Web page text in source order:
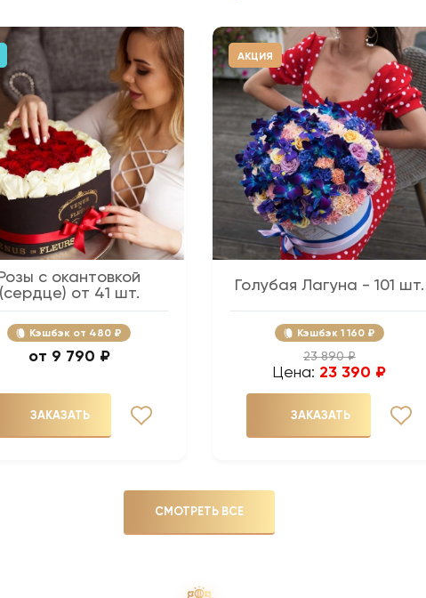
с окантовкой
(сердце) от 41 шт.
Кэшбэк 480 ₽
9 790 ₽
ЗАКАЗАТЬ
АКЦИЯ
Голубая Лагуна - 101 шт.
Кэшбэк 1 160 ₽
23 890 ₽
Цена: 23 390 ₽
ЗАКАЗАТЬ
СМОТРЕТЬ ВСЕ